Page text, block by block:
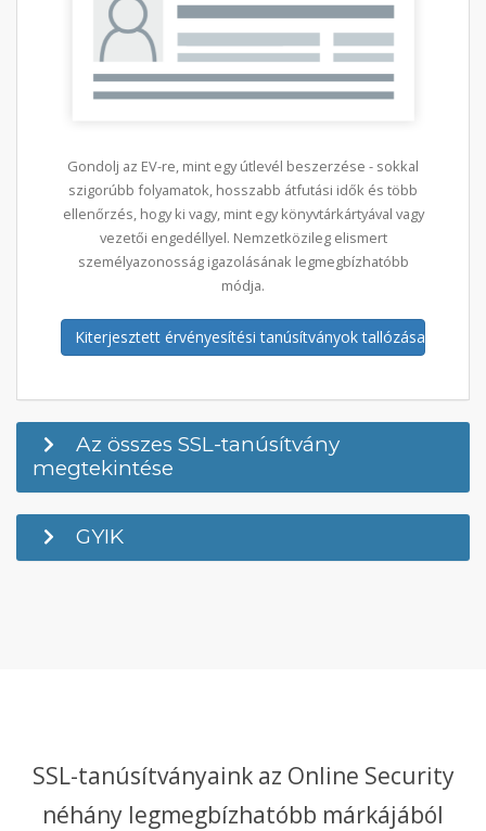
Gondolj az EV-re, mint egy útlevél beszerzése - sokkal
szigorúbb folyamatok, hosszabb átfutási idők és több
ellenőrzés, hogy ki vagy, mint egy könyvtárkártyával vagy
vezetői engedéllyel. Nemzetközileg elismert
személyazonosság igazolásának legmegbízhatóbb
módja.
Kiterjesztett érvényesítési tanúsítványok tallózása
Az összes SSL-tanúsítvány
megtekintése
GYIK
SSL-tanúsítványaink az Online Security
néhány legmegbízhatóbb márkájából